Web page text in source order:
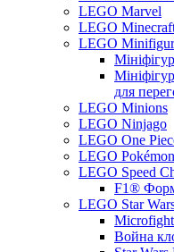
LEGO Marvel
LEGO
LEGO
для
LEGO Minions
LEGO Ninjago
LEGO One
LEGO Pokémon
LEGO Speed
F1®
LEGO Star
Война